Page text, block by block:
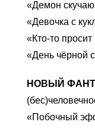
«Демон
«Девочка с
«Кто-то
«День чёрной
НОВЫЙ
«Побочный